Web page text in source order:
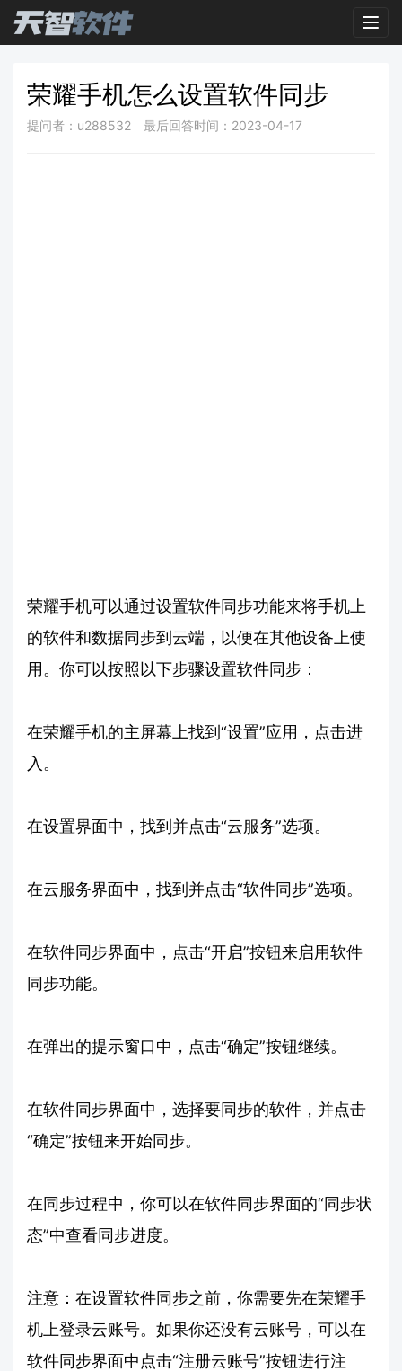
荣耀手机怎么设置软件同步
提问者：u288532 最后回答时间：2023-04-17
荣耀手机可以通过设置软件同步功能来将手机上
的软件和数据同步到云端，以便在其他设备上使
用。你可以按照以下步骤设置软件同步：
在荣耀手机的主屏幕上找到“设置”应用，点击进
入。
在设置界面中，找到并点击“云服务”选项。
在云服务界面中，找到并点击“软件同步”选项。
在软件同步界面中，点击“开启”按钮来启用软件
同步功能。
在弹出的提示窗口中，点击“确定”按钮继续。
在软件同步界面中，选择要同步的软件，并点击
“确定”按钮来开始同步。
在同步过程中，你可以在软件同步界面的“同步状
态”中查看同步进度。
注意：在设置软件同步之前，你需要先在荣耀手
机上登录云账号。如果你还没有云账号，可以在
软件同步界面中点击“注册云账号”按钮进行注